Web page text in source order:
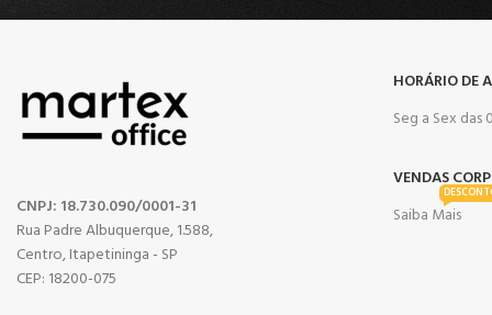
CNPJ: 18.730.090/0001-31
Rua Padre Albuquerque, 1.588,
Centro, Itapetininga - SP
CEP: 18200-075
HORÁRIO DE
Seg a Sex das
VENDAS
Saiba Mais